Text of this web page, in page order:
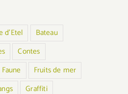
d'Etel
Bateau
Contes
Faune
Fruits de mer
Graffiti